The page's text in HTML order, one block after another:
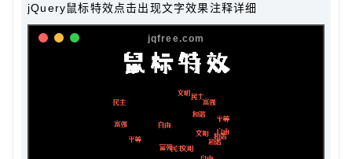
jQuery鼠标特效点击出现文字效果注释详细